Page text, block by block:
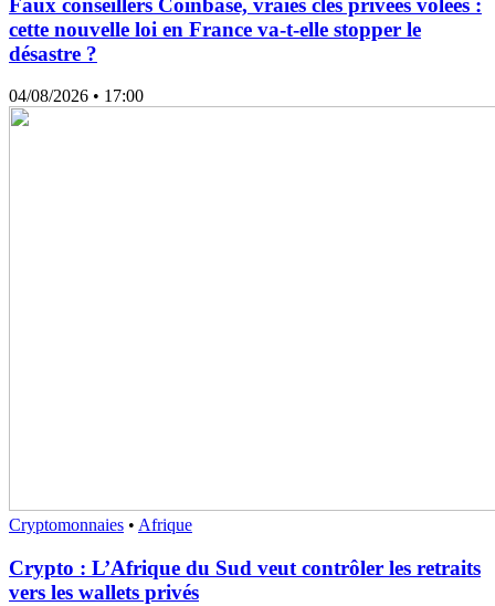
cette nouvelle loi en France va-t-elle stopper le
désastre ?
04/08/2026 • 17:00
Cryptomonnaies • Afrique
Crypto : L’Afrique du Sud veut contrôler les retraits
vers les wallets privés